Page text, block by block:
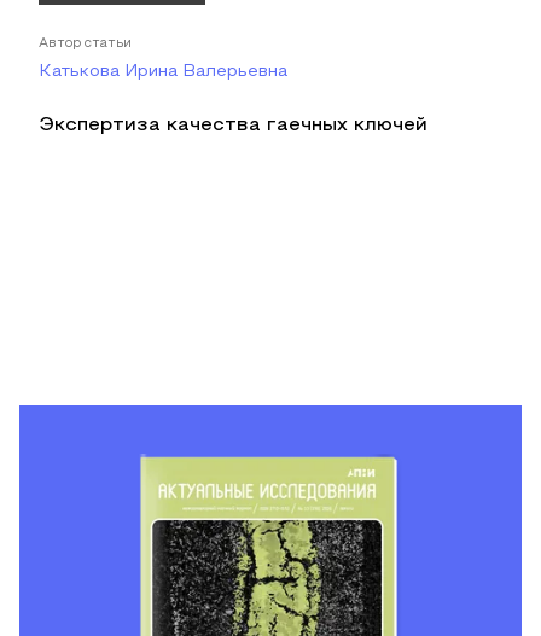
Автор статьи
Катькова Ирина Валерьевна
Экспертиза качества гаечных ключей